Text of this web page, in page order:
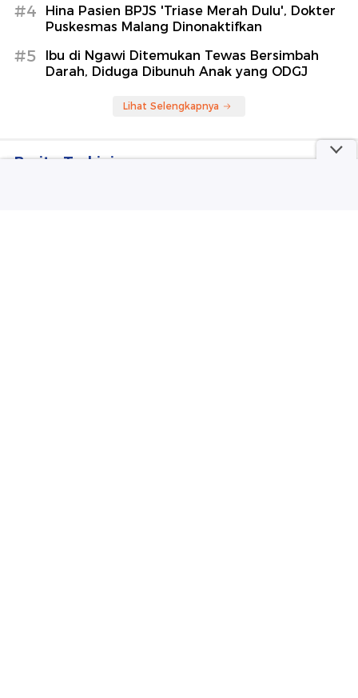
#4
Hina Pasien BPJS 'Triase Merah Dulu', Dokter
Puskesmas Malang Dinonaktifkan
#5
Ibu di Ngawi Ditemukan Tewas Bersimbah
Darah, Diduga Dibunuh Anak yang ODGJ
Lihat Selengkapnya
Berita Terkini